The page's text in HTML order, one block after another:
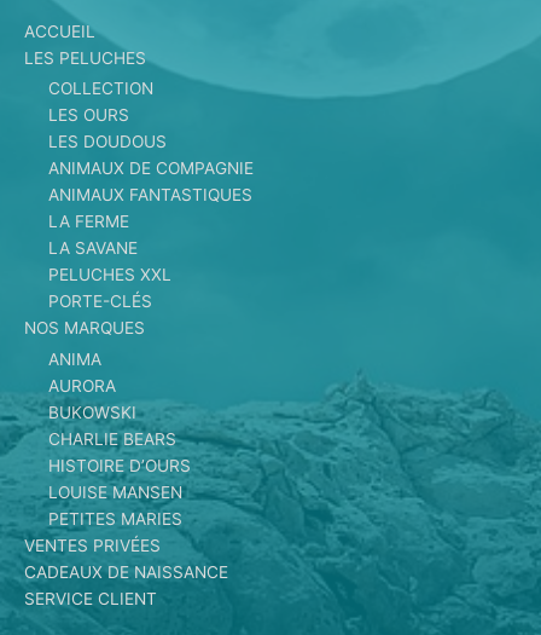
ACCUEIL
LES PELUCHES
COLLECTION
LES OURS
LES DOUDOUS
ANIMAUX DE COMPAGNIE
ANIMAUX FANTASTIQUES
LA FERME
LA SAVANE
PELUCHES XXL
PORTE-CLÉS
NOS MARQUES
ANIMA
AURORA
BUKOWSKI
CHARLIE BEARS
HISTOIRE D’OURS
LOUISE MANSEN
PETITES MARIES
VENTES PRIVÉES
CADEAUX DE NAISSANCE
SERVICE CLIENT